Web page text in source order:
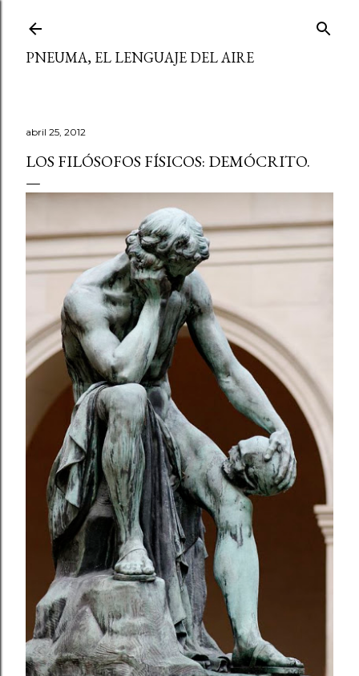
PNEUMA, EL LENGUAJE DEL AIRE
abril 25, 2012
LOS FILÓSOFOS FÍSICOS: DEMÓCRITO.